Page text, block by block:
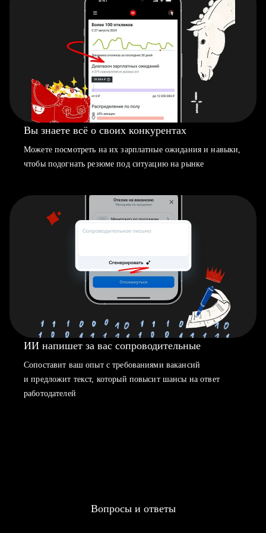
Вы знаете всё о своих конкурентах
Можете посмотреть на их зарплатные ожидания и навыки,
чтобы подогнать резюме под ситуацию на рынке
ИИ напишет за вас сопроводительные
Сопоставит ваш опыт с требованиями вакансий
и предложит текст, который повысит шансы на ответ
работодателей
Вопросы и ответы